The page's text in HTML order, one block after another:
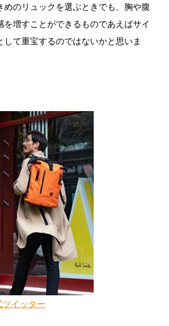
のリュックを選ぶときでも、胸や腹
増すことができるものであえばサイ
て重宝するのではないかと思いま
イッター